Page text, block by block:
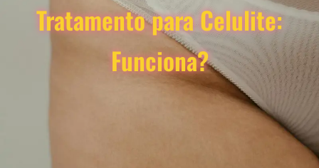
Tratamento para Celulite:
Funciona?